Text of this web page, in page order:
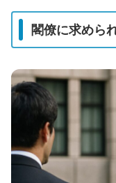
閣僚に求めら